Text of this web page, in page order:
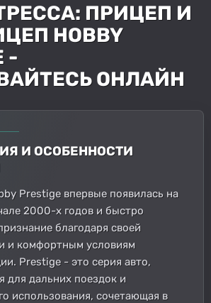
ПРИЦЕП И
HOBBY
-
ОНЛАЙН
И ОСОБЕННОСТИ
Prestige впервые появилась на
2000-х годов и быстро
благодаря своей
и комфортным условиям
Prestige - это серия авто,
для дальних поездок и
использования, сочетающая в